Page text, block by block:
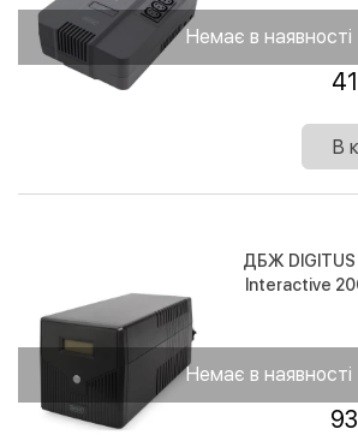
Немає в наявності
В
Немає в наявності
ДБЖ DIGITUS
Interactive